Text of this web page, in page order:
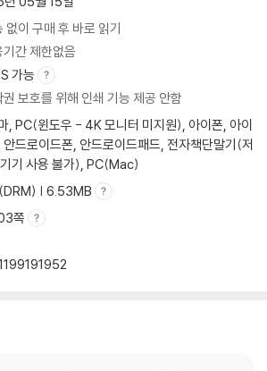
없이 구매 후 바로 읽기
기간 제한없음
가능
권 보호를 위해 인쇄 기능 제공 안함
, PC(윈도우 - 4K 모니터 미지원), 아이폰, 아이
안드로이드폰, 안드로이드패드, 전자책단말기(저
기 사용 불가), PC(Mac)
| 6.53MB
쪽